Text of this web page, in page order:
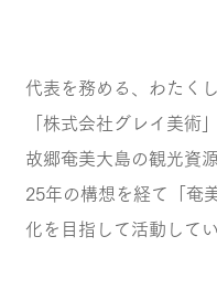
代表を務める、わたく
「株式会社グレイ美術
故郷奄美大島の観光資
25年の構想を経て「奄
化を目指して活動してい